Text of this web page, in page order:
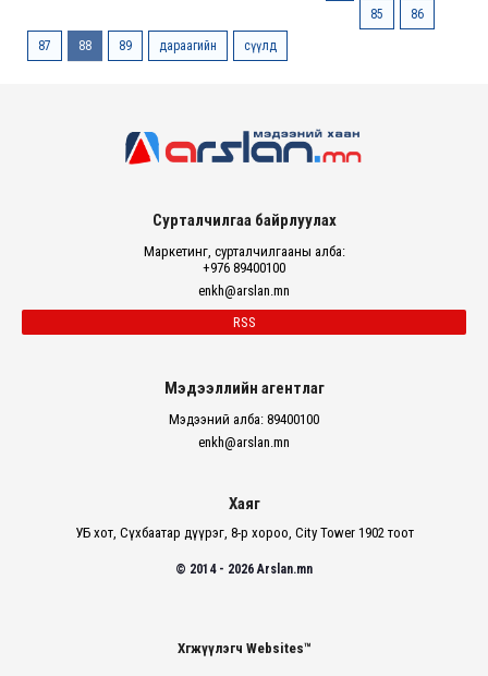
85 86
87 88 89 дараагийн сүүлд
Сурталчилгаа байрлуулах
Маркетинг, сурталчилгааны алба:
+976 89400100
enkh@arslan.mn
RSS
Мэдээллийн агентлаг
Мэдээний алба: 89400100
enkh@arslan.mn
Хаяг
УБ хот, Сүхбаатар дүүрэг, 8-р хороо, City Tower 1902 тоот
© 2014 - 2026 Arslan.mn
Хөгжүүлэгч Websites™